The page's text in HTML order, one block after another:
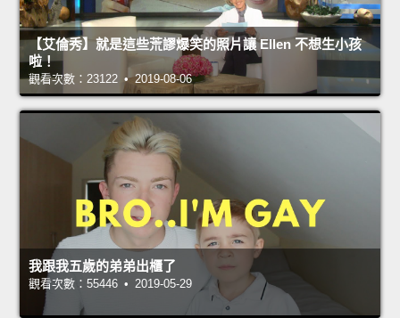
【艾倫秀】就是這些荒謬爆笑的照片讓 Ellen 不想生小孩
啦！
觀看次數：23122 • 2019-08-06
我跟我五歲的弟弟出櫃了
觀看次數：55446 • 2019-05-29